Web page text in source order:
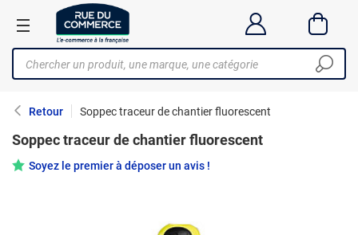
Retour Soppec traceur de chantier fluorescent
Soppec traceur de chantier fluorescent
Soyez le premier à déposer un avis !